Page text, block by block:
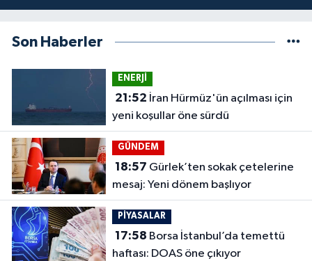
Son Haberler
ENERJİ
21:52
yeni koşullar öne sürdü
GÜNDEM
18:57
mesaj: Yeni dönem başlıyor
PİYASALAR
17:58
haftası: DOAS öne çıkıyor